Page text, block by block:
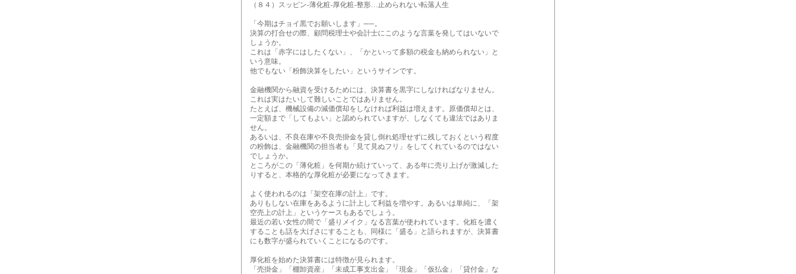
（８４）スッピン‐薄化粧‐厚化粧‐整形…止められない転落人生
「今期はチョイ黒でお願いします」──。
決算の打合せの際、顧問税理士や会計士にこのような言葉を発してはいないで
しょうか。
これは「赤字にはしたくない」、「かといって多額の税金も納められない」と
いう意味。
他でもない「粉飾決算をしたい」というサインです。
金融機関から融資を受けるためには、決算書を黒字にしなければなりません。
これは実はたいして難しいことではありません。
たとえば、機械設備の減価償却をしなければ利益は増えます。原価償却とは、
一定額まで「してもよい」と認められていますが、しなくても違法ではありま
せん。
あるいは、不良在庫や不良売掛金を貸し倒れ処理せずに残しておくという程度
の粉飾は、金融機関の担当者も「見て見ぬフリ」をしてくれているのではない
でしょうか。
ところがこの「薄化粧」を何期か続けていって、ある年に売り上げが激減した
りすると、本格的な厚化粧が必要になってきます。
よく使われるのは「架空在庫の計上」です。
ありもしない在庫をあるように計上して利益を増やす。あるいは単純に、「架
空売上の計上」というケースもあるでしょう。
最近の若い女性の間で「盛りメイク」なる言葉が使われています。化粧を濃く
することも話を大げさにすることも、同様に「盛る」と語られますが、決算書
にも数字が盛られていくことになるのです。
厚化粧を始めた決算書には特徴が見られます。
「売掛金」「棚卸資産」「未成工事支出金」「現金」「仮払金」「貸付金」な